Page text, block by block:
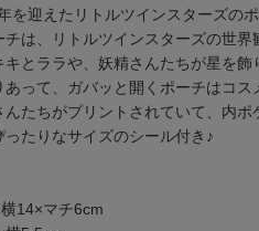
を迎えたリトルツインスターズの
は、リトルツインスターズの世
キとララや、妖精さんたちが星を
あって、ガバッと開くポーチはコ
んたちがプリントされていて、内
ったりなサイズのシール付き♪
14×マチ6cm